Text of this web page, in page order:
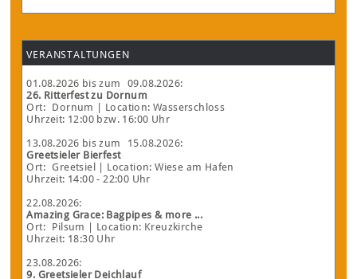
VERANSTALTUNGEN
01.08.2026 bis zum 09.08.2026:
26. Ritterfest zu Dornum
Ort: Dornum
| Location: Wasserschloss
Uhrzeit: 12:00 bzw. 16:00 Uhr
13.08.2026 bis zum 15.08.2026:
Greetsieler Bierfest
Ort: Greetsiel
| Location: Wiese am Hafen
Uhrzeit: 14:00 - 22:00 Uhr
22.08.2026:
Amazing Grace: Bagpipes & more ...
Ort: Pilsum
| Location: Kreuzkirche
Uhrzeit: 18:30 Uhr
23.08.2026:
9. Greetsieler Deichlauf